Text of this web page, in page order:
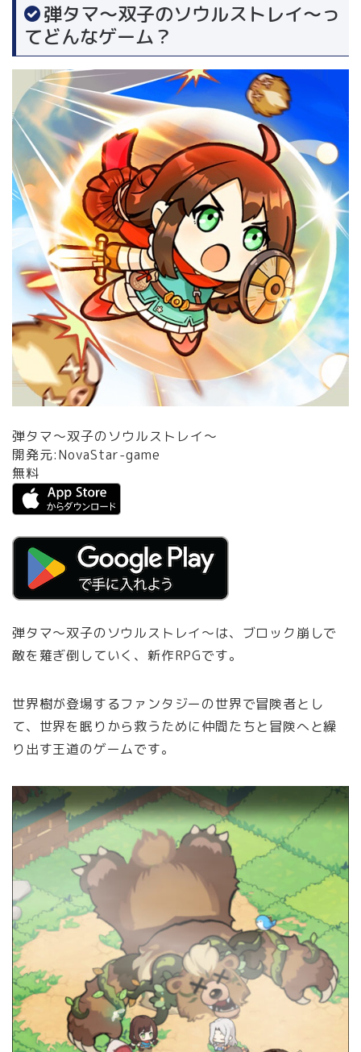
弾タマ～双子のソウルストレイ～っ
てどんなゲーム？
弾タマ～双子のソウルストレイ～
開発元:NovaStar-game
無料
弾タマ～双子のソウルストレイ～は、ブロック崩しで
敵を薙ぎ倒していく、新作RPGです。
世界樹が登場するファンタジーの世界で冒険者とし
て、世界を眠りから救うために仲間たちと冒険へと繰
り出す王道のゲームです。